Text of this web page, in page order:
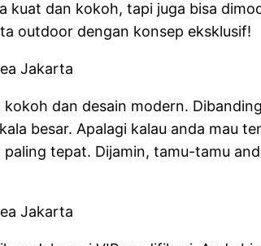
dan kokoh, tapi juga bisa
outdoor dengan konsep eksklusif!
dan desain modern.
besar. Apalagi kalau anda mau
tepat. Dijamin, tamu-tamu